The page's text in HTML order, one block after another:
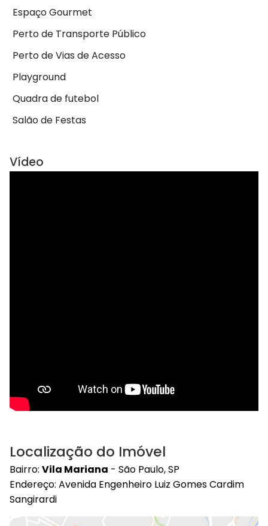
Espaço Gourmet
Perto de Transporte Público
Perto de Vias de Acesso
Playground
Quadra de futebol
Salão de Festas
Vídeo
Localização do Imóvel
Bairro: Vila Mariana - São Paulo, SP
Endereço: Avenida Engenheiro Luiz Gomes Cardim
Sangirardi